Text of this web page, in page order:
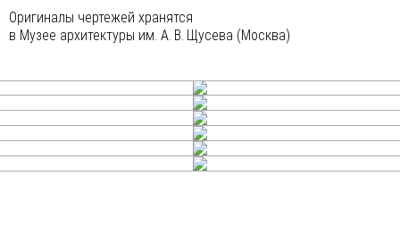
Оригиналы чертежей хранятся
в Музее архитектуры им. А. В. Щусева (Москва)